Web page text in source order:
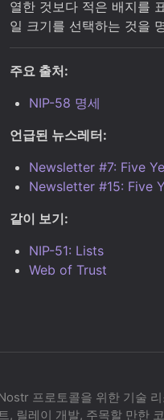
열한 것보다 적은 배지를
일 크기를 선택하는 것을
주요 출처:
NIP-58 명세
언급된 뉴스레터:
Newsletter #7: Five
Newsletter #15: Five
같이 보기:
NIP-51: Lists
Web of Trust
프로토콜을 위한 기술
, 릴레이 개발, 주목할 만한